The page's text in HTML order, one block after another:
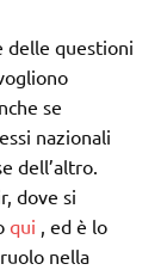
delle questioni
se
nazionali
dell’altro.
dove si
qui , ed è lo
nella